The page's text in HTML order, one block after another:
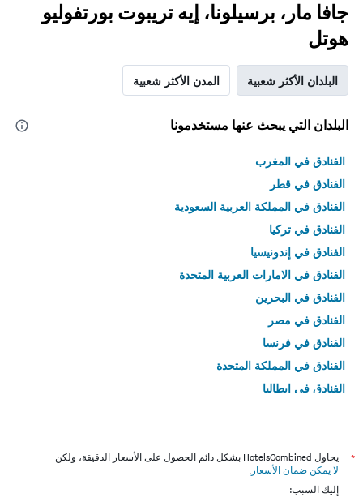
جافا مار، برسيلونا، إيه تريبوت بورتفوليو
هوتل
البلدان الأكثر شعبية المدن الأكثر شعبية
البلدان التي يبحث عنها مستخدمونا
الفنادق في المغرب
الفنادق في قطر
الفنادق في المملكة العربية السعودية
الفنادق في تركيا
الفنادق في إندونيسيا
الفنادق في الامارات العربية المتحدة
الفنادق في البحرين
الفنادق في مصر
الفنادق في فرنسا
الفنادق في المملكة المتحدة
الفنادق في إيطاليا
*
يحاول HotelsCombined بشكل دائم الحصول على الأسعار الدقيقة، ولكن
لا يمكن ضمان الأسعار .
إليك السبب: